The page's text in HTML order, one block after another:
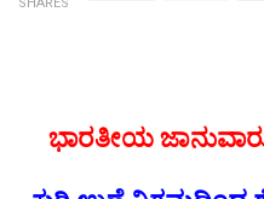
ಭಾರತೀಯ